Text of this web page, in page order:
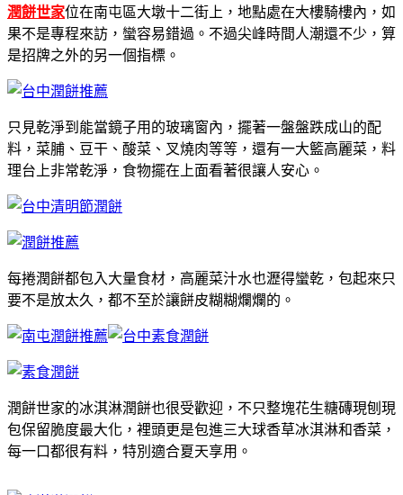
潤餅世家位在南屯區大墩十二街上，地點處在大樓騎樓內，如
果不是專程來訪，蠻容易錯過。不過尖峰時間人潮還不少，算
是招牌之外的另一個指標。
只見乾淨到能當鏡子用的玻璃窗內，擺著一盤盤跌成山的配
料，菜脯、豆干、酸菜、叉燒肉等等，還有一大籃高麗菜，料
理台上非常乾淨，食物擺在上面看著很讓人安心。
每捲潤餅都包入大量食材，高麗菜汁水也瀝得蠻乾，包起來只
要不是放太久，都不至於讓餅皮糊糊爛爛的。
潤餅世家的冰淇淋潤餅也很受歡迎，不只整塊花生糖磚現刨現
包保留脆度最大化，裡頭更是包進三大球香草冰淇淋和香菜，
每一口都很有料，特別適合夏天享用。